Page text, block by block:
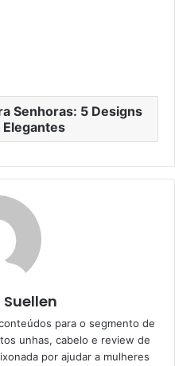
Senhoras: 5 Designs
para o segmento de
unhas, cabelo e review de
por ajudar a mulheres